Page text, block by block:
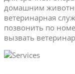
домашним
ветеринарная
позвонить по
вызвать